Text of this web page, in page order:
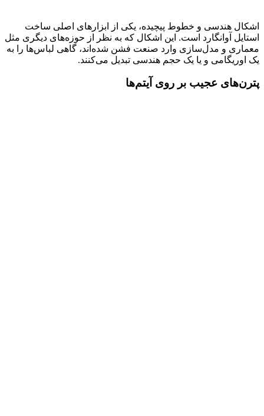
اشکال هندسی و خطوط پیچیده، یکی از ابزارهای اصلی ساخت
استایل آوانگارد است. این اشکال که به نظر از حوزه‌های دیگری مثل
معماری و مدل‌سازی وارد صنعت فشن شده‌اند، گاهی لباس‌ها را به
یک اوریگامی و یا یک حجم هندسی تبدیل می‌کنند.
پترن‌های عجیب بر روی آیتم‌ها